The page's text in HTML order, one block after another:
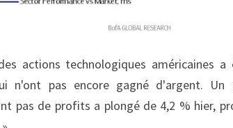
actions technologiques américaines
n'ont pas encore gagné d'argent. Un
pas de profits a plongé de 4,2 % hier,